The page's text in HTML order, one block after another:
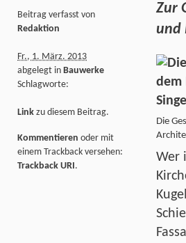
Zur
und
Die
Wer
Beitrag verfasst von
Redaktion
Fr., 1. März. 2013
abgelegt in Bauwerke
Schlagworte:
Link zu diesem Beitrag.
Kommentieren oder mit
einem Trackback versehen:
Trackback URI.